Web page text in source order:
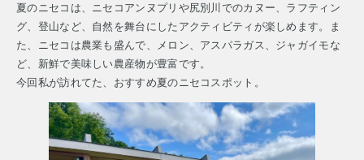
夏のニセコは、ニセコアンヌプリや尻別川でのカヌー、ラフティン
グ、登山など、自然を舞台にしたアクティビティが楽しめます。ま
た、ニセコは農業も盛んで、メロン、アスパラガス、ジャガイモな
ど、新鮮で美味しい農産物が豊富です。
今回私が訪れてた、おすすめ夏のニセコスポット。